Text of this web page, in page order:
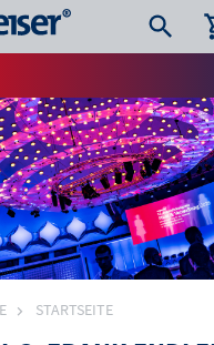
STARTSEITE